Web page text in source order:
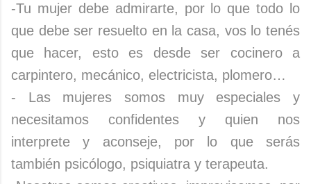
-Tu mujer debe admirarte, por lo que todo lo
que debe ser resuelto en la casa, vos lo tenés
que hacer, esto es desde ser cocinero a
carpintero, mecánico, electricista, plomero…
- Las mujeres somos muy especiales y
necesitamos confidentes y quien nos
interprete y aconseje, por lo que serás
también psicólogo, psiquiatra y terapeuta.